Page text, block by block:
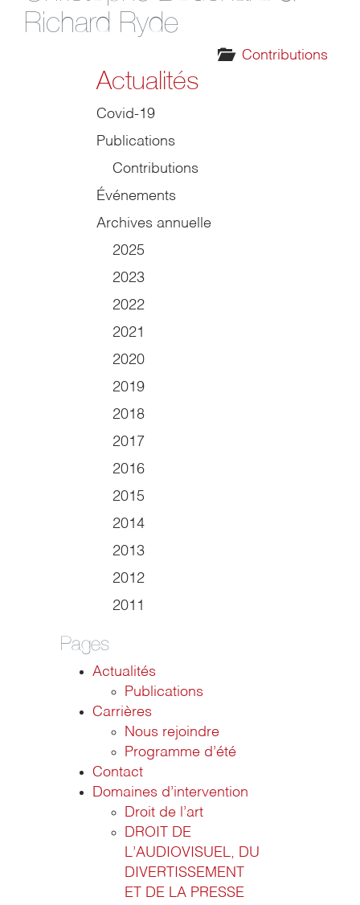
Richard Ryde
Contributions
Actualités
Covid-19
Publications
Contributions
Événements
Archives annuelle
2025
2023
2022
2021
2020
2019
2018
2017
2016
2015
2014
2013
2012
2011
Pages
Actualités
Publications
Carrières
Nous rejoindre
Programme d’été
Contact
Domaines d’intervention
Droit de l’art
DROIT DE
L’AUDIOVISUEL, DU
DIVERTISSEMENT
ET DE LA PRESSE